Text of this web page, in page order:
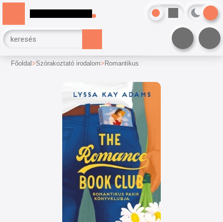
Főoldal Szórakoztató irodalom Romantikus